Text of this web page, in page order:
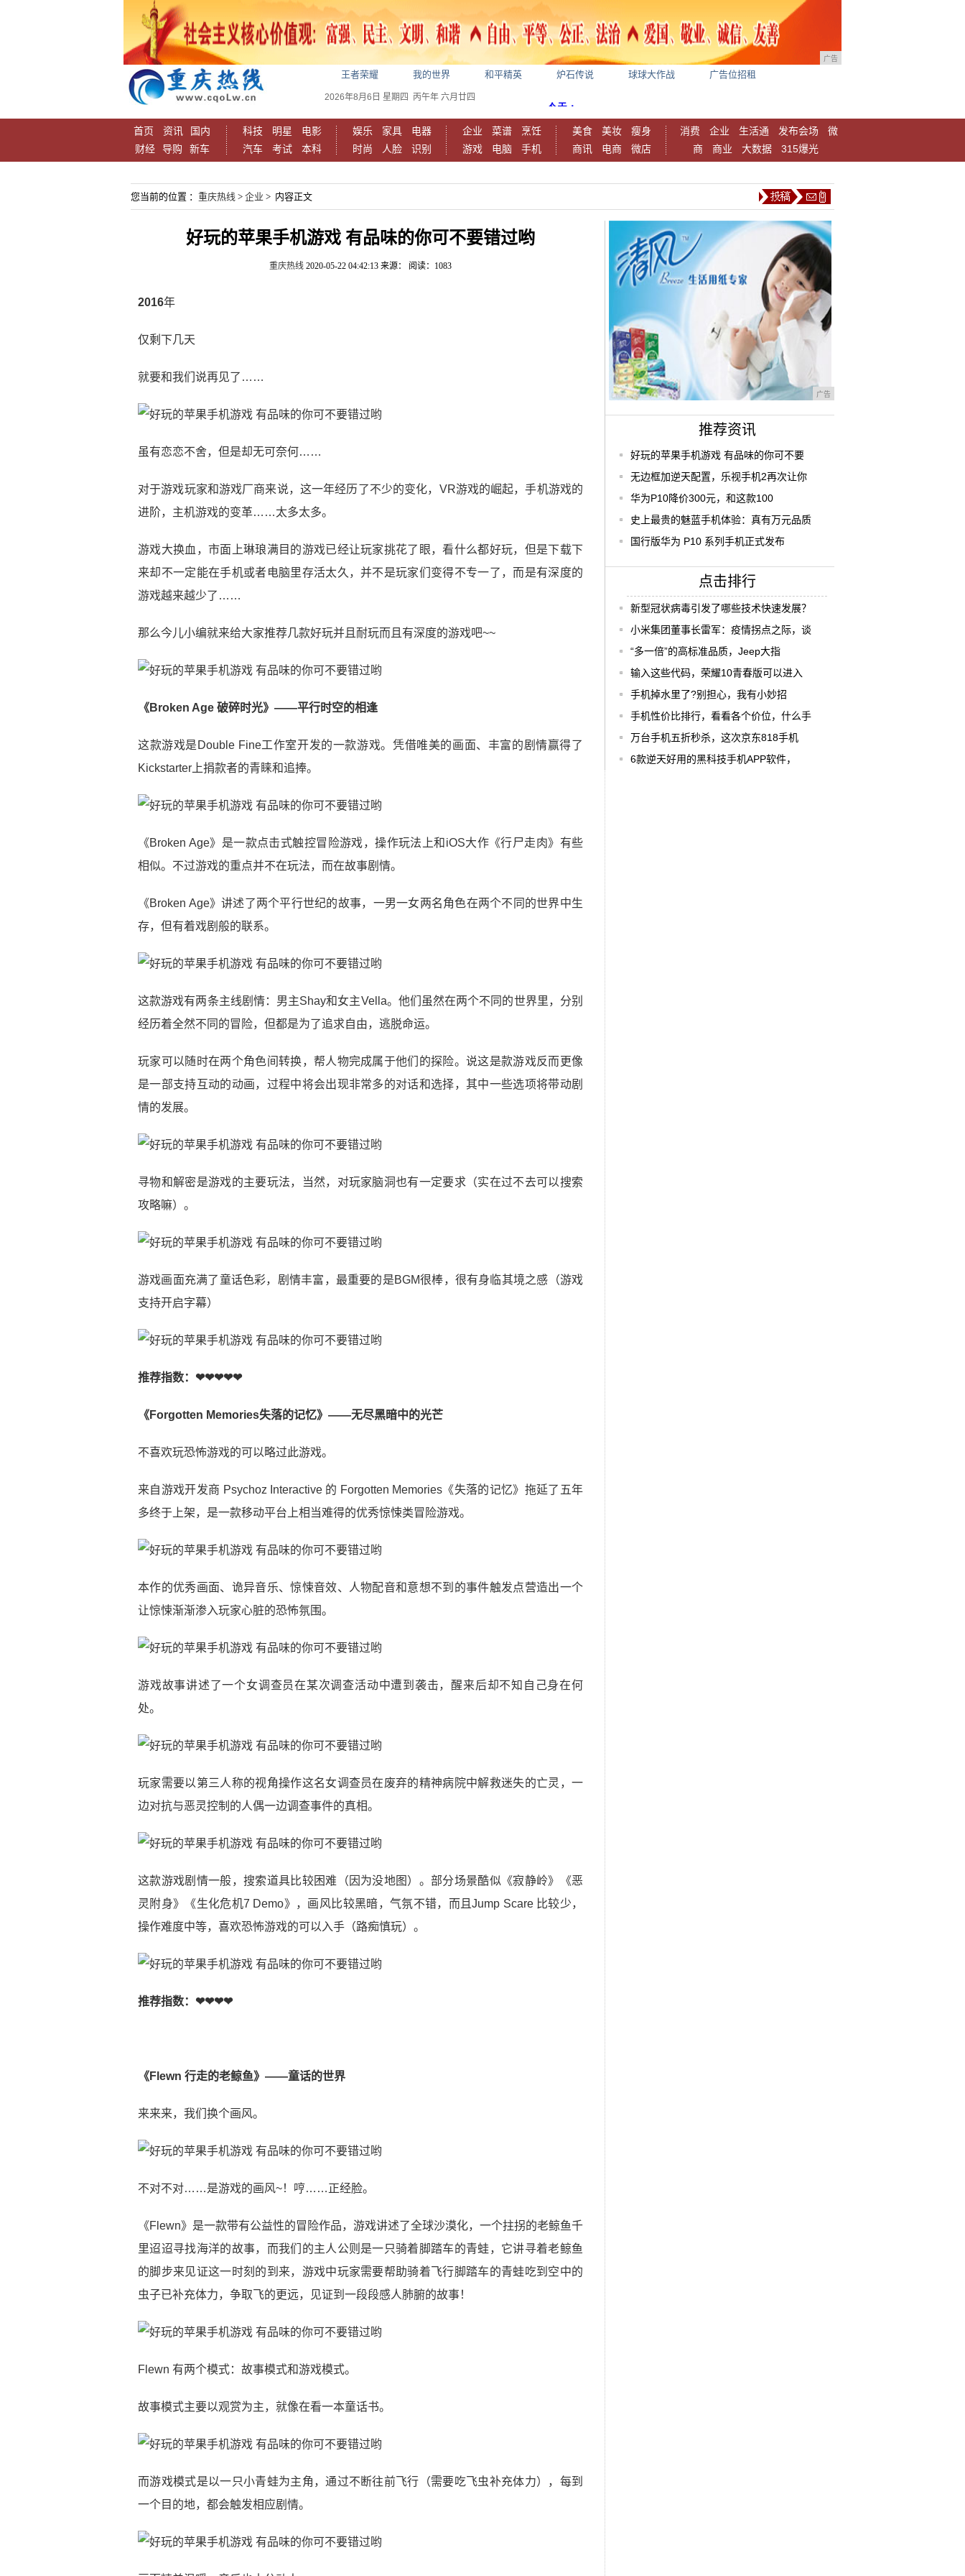
广告
王者荣耀 我的世界 和平精英 炉石传说 球球大作战 广告位招租
2026年8月6日 星期四 丙午年 六月廿四
首页 资讯
国内
财经
导购 新车
科技 明星
电影
汽车
考试 本科
娱乐 家具
电器
时尚
人脸 识别
企业 菜谱
烹饪
游戏
电脑 手机
美食 美妆
瘦身
商讯
电商 微店
消费 企业 生活通 发布会场
微
商
商业 大数据 315爆光
您当前的位置 ： 重庆热线 > 企业 > 内容正文
好玩的苹果手机游戏 有品味的你可不要错过哟
重庆热线 2020-05-22 04:42:13 来源： 阅读：1083
2016年
仅剩下几天
就要和我们说再见了……
虽有恋恋不舍，但是却无可奈何……
对于游戏玩家和游戏厂商来说，这一年经历了不少的变化，VR游戏的崛起，手机游戏的
进阶，主机游戏的变革……太多太多。
游戏大换血，市面上琳琅满目的游戏已经让玩家挑花了眼，看什么都好玩，但是下载下
来却不一定能在手机或者电脑里存活太久，并不是玩家们变得不专一了，而是有深度的
游戏越来越少了……
那么今儿小编就来给大家推荐几款好玩并且耐玩而且有深度的游戏吧~~
《Broken Age 破碎时光》 ——平行时空的相逢
这款游戏是Double Fine工作室开发的一款游戏。凭借唯美的画面、丰富的剧情赢得了
Kickstarter上捐款者的青睐和追捧。
《Broken Age》是一款点击式触控冒险游戏，操作玩法上和iOS大作《行尸走肉》有些
相似。不过游戏的重点并不在玩法，而在故事剧情。
《Broken Age》讲述了两个平行世纪的故事，一男一女两名角色在两个不同的世界中生
存，但有着戏剧般的联系。
这款游戏有两条主线剧情：男主Shay和女主Vella。他们虽然在两个不同的世界里，分别
经历着全然不同的冒险，但都是为了追求自由，逃脱命运。
玩家可以随时在两个角色间转换，帮人物完成属于他们的探险。说这是款游戏反而更像
是一部支持互动的动画，过程中将会出现非常多的对话和选择，其中一些选项将带动剧
情的发展。
寻物和解密是游戏的主要玩法，当然，对玩家脑洞也有一定要求（实在过不去可以搜索
攻略嘛）。
游戏画面充满了童话色彩，剧情丰富，最重要的是BGM很棒，很有身临其境之感（游戏
支持开启字幕）
推荐指数：❤❤❤❤❤
《Forgotten Memories失落的记忆》 ——无尽黑暗中的光芒
不喜欢玩恐怖游戏的可以略过此游戏。
来自游戏开发商 Psychoz Interactive 的 Forgotten Memories《失落的记忆》拖延了五年
多终于上架，是一款移动平台上相当难得的优秀惊悚类冒险游戏。
本作的优秀画面、诡异音乐、惊悚音效、人物配音和意想不到的事件触发点营造出一个
让惊悚渐渐渗入玩家心脏的恐怖氛围。
游戏故事讲述了一个女调查员在某次调查活动中遭到袭击，醒来后却不知自己身在何
处。
玩家需要以第三人称的视角操作这名女调查员在废弃的精神病院中解救迷失的亡灵，一
边对抗与恶灵控制的人偶一边调查事件的真相。
这款游戏剧情一般，搜索道具比较困难（因为没地图）。部分场景酷似《寂静岭》《恶
灵附身》《生化危机7 Demo》，画风比较黑暗，气氛不错，而且Jump Scare 比较少，
操作难度中等，喜欢恐怖游戏的可以入手（路痴慎玩）。
推荐指数：❤❤❤❤
《Flewn 行走的老鲸鱼》 ——童话的世界
来来来，我们换个画风。
不对不对……是游戏的画风~！哼……正经脸。
《Flewn》是一款带有公益性的冒险作品，游戏讲述了全球沙漠化，一个拄拐的老鲸鱼千
里迢迢寻找海洋的故事，而我们的主人公则是一只骑着脚踏车的青蛙，它讲寻着老鲸鱼
的脚步来见证这一时刻的到来，游戏中玩家需要帮助骑着飞行脚踏车的青蛙吃到空中的
虫子已补充体力，争取飞的更远，见证到一段段感人肺腑的故事！
Flewn 有两个模式：故事模式和游戏模式。
故事模式主要以观赏为主，就像在看一本童话书。
而游戏模式是以一只小青蛙为主角，通过不断往前飞行（需要吃飞虫补充体力），每到
一个目的地，都会触发相应剧情。
广告
推荐资讯
好玩的苹果手机游戏 有品味的你可不要
无边框加逆天配置，乐视手机2再次让你
华为P10降价300元，和这款100
史上最贵的魅蓝手机体验：真有万元品质
国行版华为 P10 系列手机正式发布
点击排行
新型冠状病毒引发了哪些技术快速发展？
小米集团董事长雷军：疫情拐点之际，谈
“多一倍”的高标准品质，Jeep大指
输入这些代码，荣耀10青春版可以进入
手机掉水里了?别担心，我有小妙招
手机性价比排行，看看各个价位，什么手
万台手机五折秒杀，这次京东818手机
6款逆天好用的黑科技手机APP软件，